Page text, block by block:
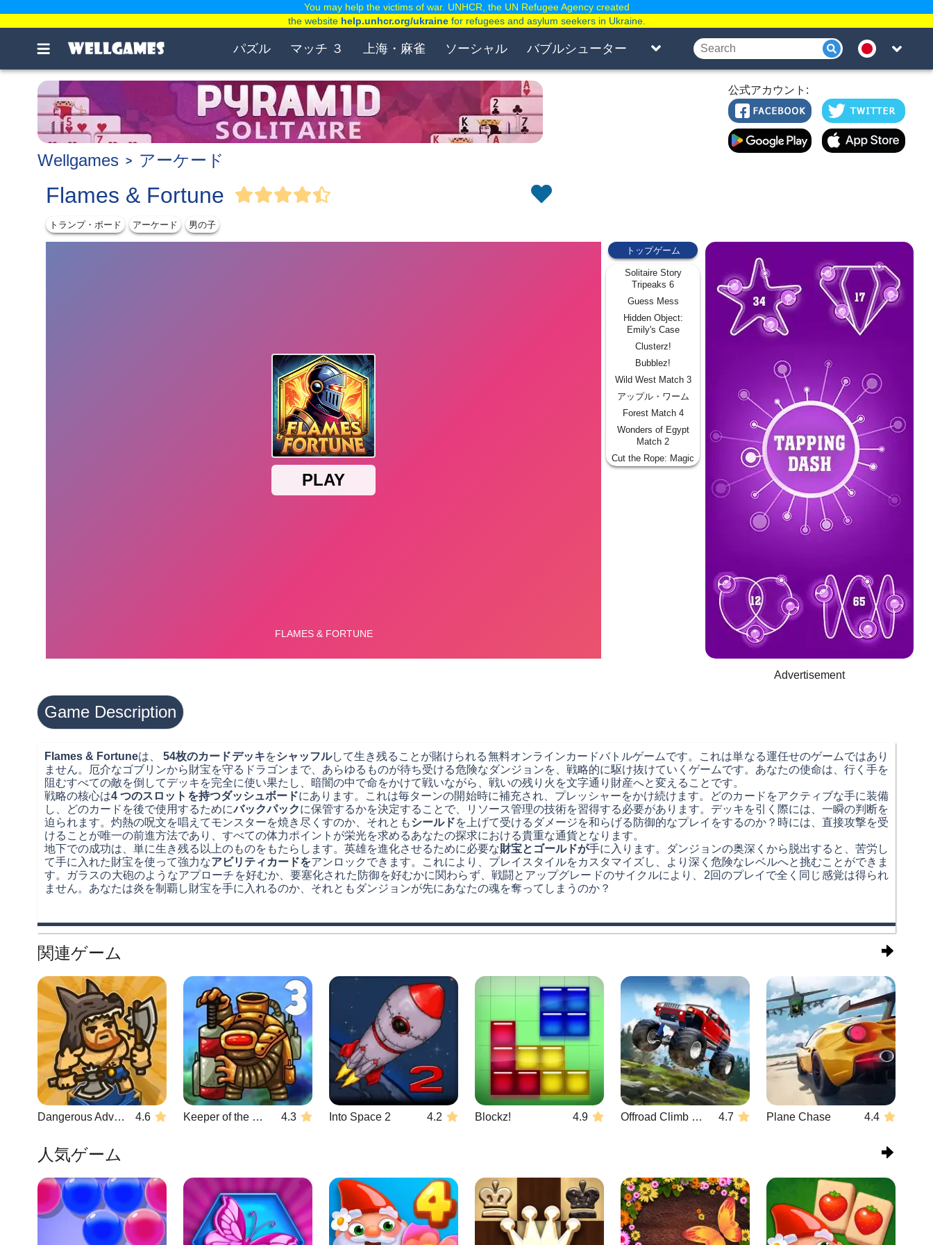
パズル マッチ ３ 上海・麻雀 ソーシャル バブルシューター
公式アカウント:
Wellgames アーケード
Flames & Fortune
トランプ・ボード アーケード 男の子
トップゲーム
Solitaire Story
Tripeaks 6
Guess Mess
Hidden Object:
Emily's Case
Clusterz!
Bubblez!
Wild West Match 3
アップル・ワーム
Forest Match 4
Wonders of Egypt
Match 2
Cut the Rope: Magic
Advertisement
Game Description
Flames & Fortuneは、54枚のカードデッキをシャッフルして生き残ることが賭けられる無料オンラインカードバトルゲームです。これは単なる運任せのゲームではあり
ません。厄介なゴブリンから財宝を守るドラゴンまで、あらゆるものが待ち受ける危険なダンジョンを、戦略的に駆け抜けていくゲームです。あなたの使命は、行く手を
阻むすべての敵を倒してデッキを完全に使い果たし、暗闇の中で命をかけて戦いながら、戦いの残り火を文字通り財産へと変えることです。
戦略の核心は4 つのスロットを持つダッシュボードにあります。これは毎ターンの開始時に補充され、プレッシャーをかけ続けます。どのカードをアクティブな手に装備
し、どのカードを後で使用するためにバックパックに保管するかを決定することで、リソース管理の技術を習得する必要があります。デッキを引く際には、一瞬の判断を
迫られます。灼熱の呪文を唱えてモンスターを焼き尽くすのか、それともシールドを上げて受けるダメージを和らげる防御的なプレイをするのか？時には、直接攻撃を受
けることが唯一の前進方法であり、すべての体力ポイントが栄光を求めるあなたの探求における貴重な通貨となります。
地下での成功は、単に生き残る以上のものをもたらします。英雄を進化させるために必要な財宝とゴールドが手に入ります。ダンジョンの奥深くから脱出すると、苦労し
て手に入れた財宝を使って強力なアビリティカードをアンロックできます。これにより、プレイスタイルをカスタマイズし、より深く危険なレベルへと挑むことができま
す。ガラスの大砲のようなアプローチを好むか、要塞化された防御を好むかに関わらず、戦闘とアップグレードのサイクルにより、2回のプレイで全く同じ感覚は得られ
ません。あなたは炎を制覇し財宝を手に入れるのか、それともダンジョンが先にあなたの魂を奪ってしまうのか？
関連ゲーム
Dangerous Adventure 2 4.6 Keeper of the Grove 3 4.3 Into Space 2 4.2 Blockz! 4.9 Offroad Climb 4x4 4.7 Plane Chase 4.4
人気ゲーム
You may help the victims of war. UNHCR, the UN Refugee Agency created
the website help.unhcr.org/ukrainefor refugees and asylum seekers in Ukraine.